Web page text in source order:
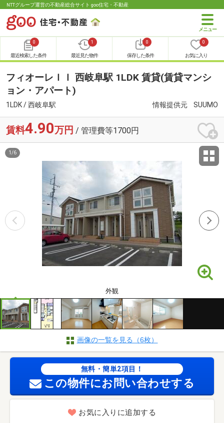
NTTグループ運営の不動産総合サイト goo住宅・不動産
0
最近検索した条件
1
最近見た物件
0
保存した条件
0
お気に入り
フィオーレＩＩ 西岐阜駅 1LDK 賃貸(賃貸マンシ
ョン・アパート)
1LDK / 西岐阜駅 情報提供元 SUUMO
賃料4.90万円 / 管理費等1700円
外観
1 /6
画像の一覧を見る（6枚）
無料・簡単2項目！
この物件にお問い合わせする
お気に入りに追加する